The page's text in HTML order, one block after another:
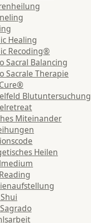
Healing
Recoding®
Sacral Balancing
Sacrale Therapie
Blutuntersuchung
Miteinander
Heilen